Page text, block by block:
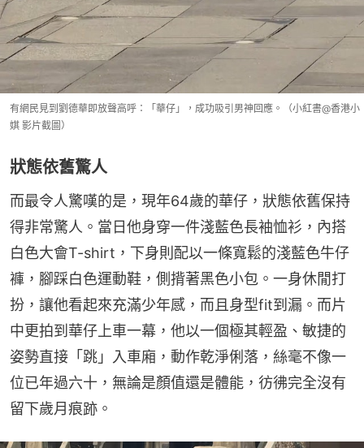
有網民見到劉德華即放聲高呼：「華仔」，成功吸引男神回應。（小紅書@香港小
娸 影片截圖）
狀態依舊驚人
而最令人驚嘆的是，現年64歲的華仔，狀態依舊保持
得非常驚人。當日他身穿一件淺藍色長袖恤衫，內搭
白色大會T-shirt，下身則配以一條寬鬆的淺藍色牛仔
褲，腳踩白色運動鞋，側揹著黑色小包。一身休閒打
扮，讓他看起來充滿少年感，而且身型fit到漏。而片
中更拍到華仔上車一幕，他以一個極其輕盈、敏捷的
姿勢直接「跳」入車廂，動作乾淨俐落，絲毫不像一
位已年過六十，無論是顏值還是體能，彷彿完全沒有
留下歲月痕跡。